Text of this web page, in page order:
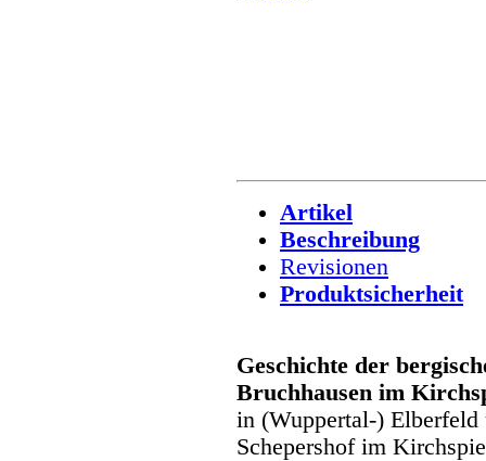
Artikel
Beschreibung
Revisionen
Produktsicherheit
Geschichte der
Bruchhausen im
in (Wuppertal-)
Schepershof im